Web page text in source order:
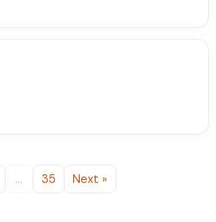
… 35 Next »